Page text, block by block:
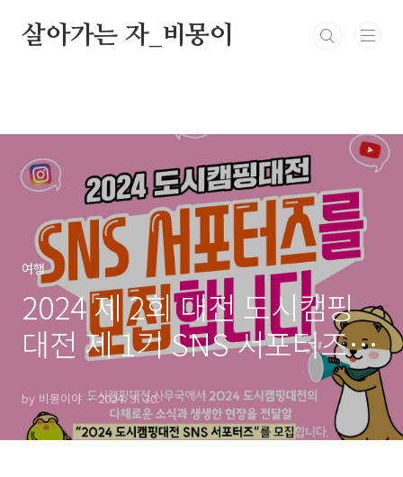
살아가는 자_비몽이
여행
2024 제 2회 대전 도시캠핑
대전 제 1기 SNS 서포터즈
신청기간, 지원대상, 신청방
법, 알아보고 활동료도 지원
받자!
by 비몽이야 2024. 3. 30.